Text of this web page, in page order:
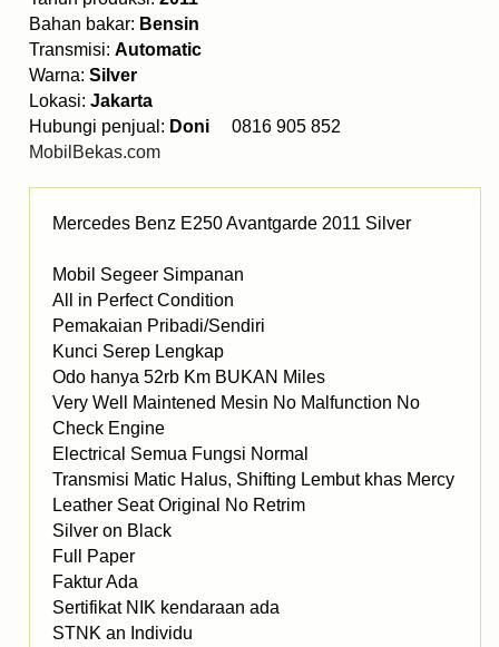
Bahan bakar: Bensin
Transmisi: Automatic
Warna: Silver
Lokasi: Jakarta
Hubungi penjual: Doni 0816 905 852
MobilBekas.com
Mercedes Benz E250 Avantgarde 2011 Silver
Mobil Segeer Simpanan
All in Perfect Condition
Pemakaian Pribadi/Sendiri
Kunci Serep Lengkap
Odo hanya 52rb Km BUKAN Miles
Very Well Maintened Mesin No Malfunction No
Check Engine
Electrical Semua Fungsi Normal
Transmisi Matic Halus, Shifting Lembut khas Mercy
Leather Seat Original No Retrim
Silver on Black
Full Paper
Faktur Ada
Sertifikat NIK kendaraan ada
STNK an Individu